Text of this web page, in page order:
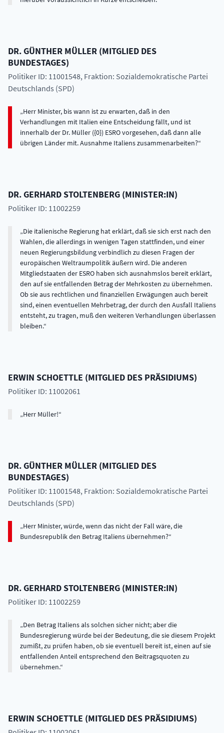
DR.GÜNTHER MÜLLER (MITGLIED DES
BUNDESTAGES)
Politiker ID: 11001548, Fraktion: Sozialdemokratische Partei
Deutschlands (SPD)
Herr Minister, bis wann ist zu erwarten, daß in den
Verhandlungen mit Italien eine Entscheidung fällt, und ist
innerhalb der Dr. Müller ({0}) ESRO vorgesehen, daß dann alle
übrigen Länder mit. Ausnahme Italiens zusammenarbeiten?
DR.GERHARDSTOLTENBERG (MINISTER:IN)
Politiker ID: 11002259
Die italienische Regierung hat erklärt, daß sie sich erst nach den
Wahlen, die allerdings in wenigen Tagen stattfinden, und einer
neuen Regierungsbildung verbindlich zu diesen Fragen der
europäischen Weltraumpolitik äußern wird. Die anderen
Mitgliedstaaten der ESRO haben sich ausnahmslos bereit erklärt,
den auf sie entfallenden Betrag der Mehrkosten zu übernehmen.
Ob sie aus rechtlichen und finanziellen Erwägungen auch bereit
sind, einen eventuellen Mehrbetrag, der durch den Ausfall Italiens
entsteht, zu tragen, muß den weiteren Verhandlungen überlassen
bleiben.
ERWIN SCHOETTLE (MITGLIED DES PRÄSIDIUMS)
Politiker ID: 11002061
Herr Müller!
DR.GÜNTHER MÜLLER (MITGLIED DES
BUNDESTAGES)
Politiker ID: 11001548, Fraktion: Sozialdemokratische Partei
Deutschlands (SPD)
Herr Minister, würde, wenn das nicht der Fall wäre, die
Bundesrepublik den Betrag Italiens übernehmen?
DR.GERHARDSTOLTENBERG (MINISTER:IN)
Politiker ID: 11002259
Den Betrag Italiens als solchen sicher nicht; aber die
Bundesregierung würde bei der Bedeutung, die sie diesem Projekt
zumißt, zu prüfen haben, ob sie eventuell bereit ist, einen auf sie
entfallenden Anteil entsprechend den Beitragsquoten zu
übernehmen.
ERWIN SCHOETTLE (MITGLIED DES PRÄSIDIUMS)